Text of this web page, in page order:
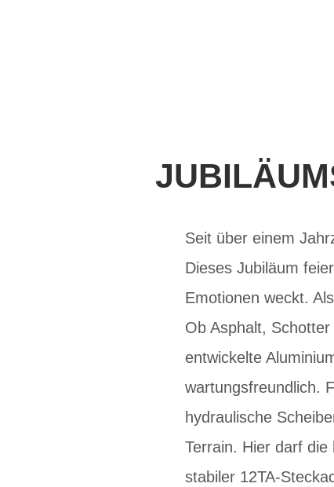
Seit über einem
Dieses Jubiläum
Emotionen weckt.
Ob Asphalt,
entwickelte
wartungsfreundlich.
hydraulische
Terrain. Hier darf
stabiler 12TA-